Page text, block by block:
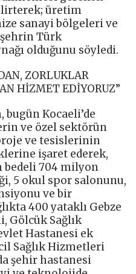
üretim
sanayi bölgeleri ve
Türk
olduğunu söyledi.
ZORLUKLAR
HİZMET EDİYORUZ”
bugün Kocaeli’de
ve özel sektörün
ve tesislerinin
işaret ederek,
bedeli 704 milyon
5 okul spor salonunu,
ve bir
400 yataklı Gebze
Gölcük Sağlık
Hastanesi ek
Sağlık Hizmetleri
şehir hastanesi